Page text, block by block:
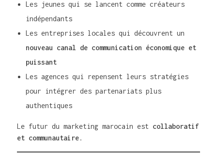
Les jeunes qui se lancent comme créateurs
indépendants
Les entreprises locales qui découvrent un
nouveau canal de communication économique et
puissant
Les agences qui repensent leurs stratégies
pour intégrer des partenariats plus
authentiques
Le futur du marketing marocain est collaboratif
et communautaire.